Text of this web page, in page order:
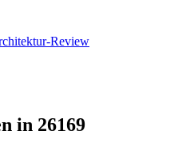
Review
in 26169